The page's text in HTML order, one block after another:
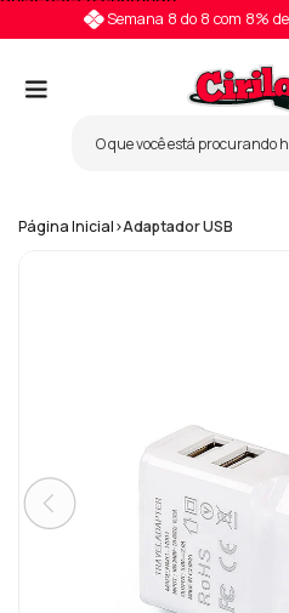
Semana 8 do 8 com 8%
Página Inicial>Adaptador USB